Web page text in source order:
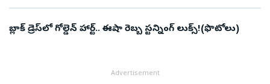
బ్లాక్ డ్రెస్‌లో గోల్డెన్ హార్ట్.. ఈషా రెబ్బ స్టన్నింగ్ లుక్స్!(ఫొటోలు)
Advertisement